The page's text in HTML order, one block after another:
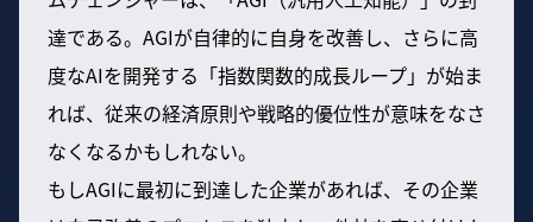
達である。AGIが自律的に自身を改善し、さらに高
度なAIを開発する「指数関数的成長ループ」が始ま
れば、従来の経済原則や戦略的優位性が意味をなさ
なくなるかもしれない。
もしAGIに最初に到達した企業があれば、その企業